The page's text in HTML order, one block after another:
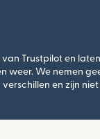
Trustpilot en
weer. We nemen
verschillen en zijn